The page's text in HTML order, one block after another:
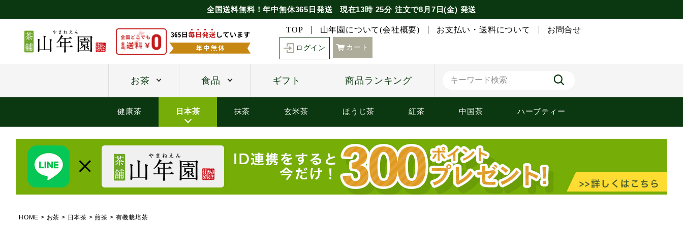
全国送料無料！年中無休365日発送 現在13時 25分 注文で8月7日(金) 発送
TOP 山年園について(会社概要) お支払い・送料について お問合せ
ログイン カート
お茶 食品 ギフト 商品ランキング
健康茶 日本茶 抹茶 玄米茶 ほうじ茶 紅茶 中国茶 ハーブティー
HOME お茶 日本茶 煎茶 有機栽培茶